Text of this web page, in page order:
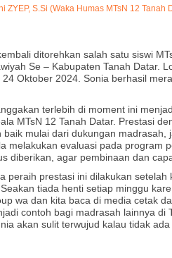
ZYEP, S.Si (Waka Humas MTsN 12 Tanah
ditorehkan salah satu siswi
Se – Kabupaten Tanah Datar.
Oktober 2024. Sonia berhasil
terlebih di moment ini
MTsN 12 Tanah Datar. Prestasi
mulai dari dukungan
melakukan evaluasi pada
diberikan, agar pembinaan dan
peraih prestasi ini dilakukan
tiada henti setiap minggu
wa dan kita baca di media cetak
contoh bagi madrasah lainnya
akan sulit terwujud kalau tidak